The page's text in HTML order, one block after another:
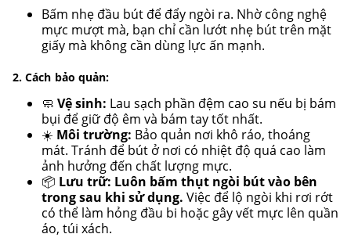
Bấm nhẹ đầu bút để đẩy ngòi ra. Nhờ công nghệ
mực mượt mà, bạn chỉ cần lướt nhẹ bút trên mặt
giấy mà không cần dùng lực ấn mạnh.
2. Cách bảo quản:
🧼 Vệ sinh: Lau sạch phần đệm cao su nếu bị bám
bụi để giữ độ êm và bám tay tốt nhất.
☀️ Môi trường: Bảo quản nơi khô ráo, thoáng
mát. Tránh để bút ở nơi có nhiệt độ quá cao làm
ảnh hưởng đến chất lượng mực.
📦 Lưu trữ: Luôn bấm thụt ngòi bút vào bên
trong sau khi sử dụng. Việc để lộ ngòi khi rơi rớt
có thể làm hỏng đầu bi hoặc gây vết mực lên quần
áo, túi xách.